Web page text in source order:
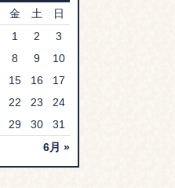
金 土 日
6月 »
1 2
3
8 9
10
15 16
17
22 23
24
29 30 31